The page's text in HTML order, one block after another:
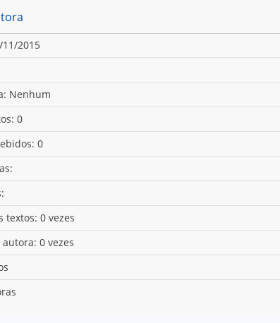
2015
Nenhum
0
0
textos: 0 vezes
0 vezes